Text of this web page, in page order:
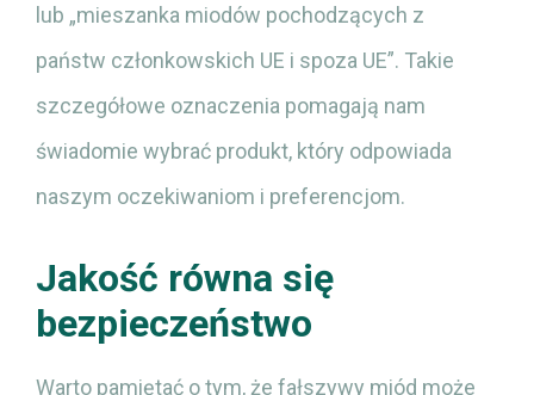
lub „mieszanka miodów pochodzących z
państw członkowskich UE i spoza UE”. Takie
szczegółowe oznaczenia pomagają nam
świadomie wybrać produkt, który odpowiada
naszym oczekiwaniom i preferencjom.
Jakość równa się
bezpieczeństwo
Warto pamiętać o tym, że fałszywy miód może